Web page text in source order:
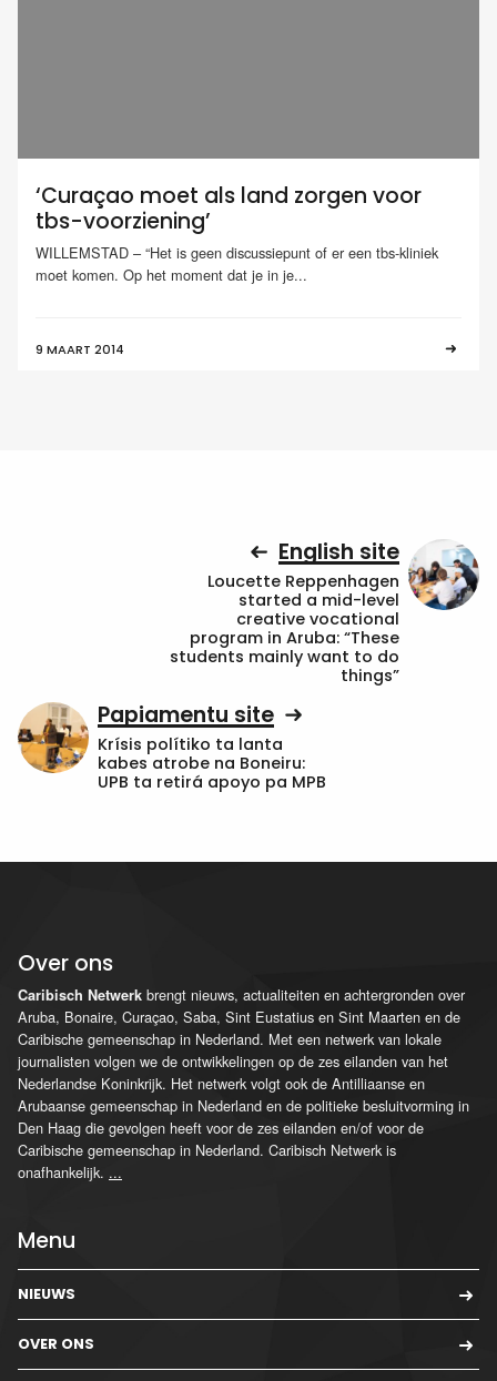
‘Curaçao moet als land zorgen voor
tbs-voorziening’
WILLEMSTAD – “Het is geen discussiepunt of er een tbs-kliniek
moet komen. Op het moment dat je in je...
9 MAART 2014
English site
Loucette Reppenhagen
started a mid-level
creative vocational
program in Aruba: “These
students mainly want to do
things”
Papiamentu site
Krísis polítiko ta lanta
kabes atrobe na Boneiru:
UPB ta retirá apoyo pa MPB
Over ons
Caribisch Netwerk brengt nieuws, actualiteiten en achtergronden over
Aruba, Bonaire, Curaçao, Saba, Sint Eustatius en Sint Maarten en de
Caribische gemeenschap in Nederland. Met een netwerk van lokale
journalisten volgen we de ontwikkelingen op de zes eilanden van het
Nederlandse Koninkrijk. Het netwerk volgt ook de Antilliaanse en
Arubaanse gemeenschap in Nederland en de politieke besluitvorming in
Den Haag die gevolgen heeft voor de zes eilanden en/of voor de
Caribische gemeenschap in Nederland. Caribisch Netwerk is
onafhankelijk. ...
Menu
NIEUWS
OVER ONS